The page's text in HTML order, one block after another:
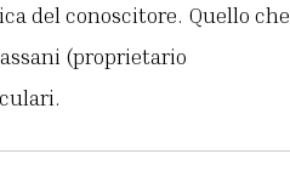
del conoscitore. Quello che
(proprietario